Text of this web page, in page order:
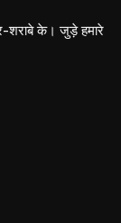
शराबे के। जुड़े हमारे